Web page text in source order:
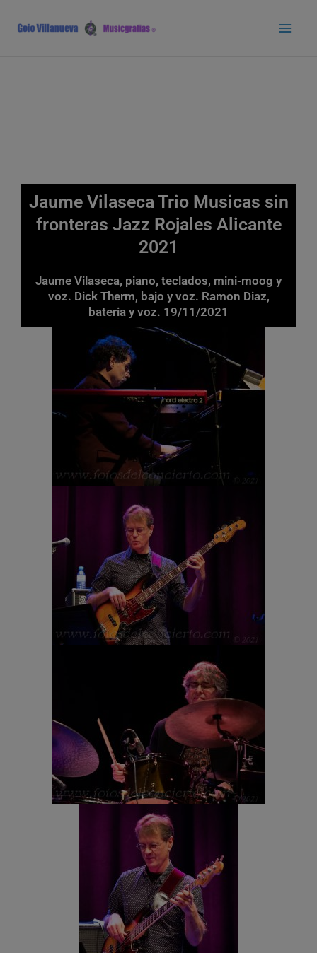
contenido
Jaume Vilaseca Trio Musicas sin
fronteras Jazz Rojales Alicante
2021
Jaume Vilaseca, piano, teclados, mini-moog y
voz. Dick Therm, bajo y voz. Ramon Diaz,
bateria y voz. 19/11/2021